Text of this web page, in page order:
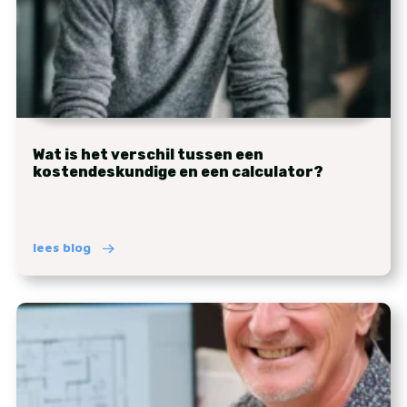
Wat is het verschil tussen een
kostendeskundige en een calculator?
lees blog